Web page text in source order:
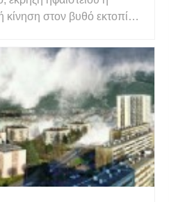
στον βυθό εκτοπίζει
από ένα μέτρο,
και ο συνολικός όγκος